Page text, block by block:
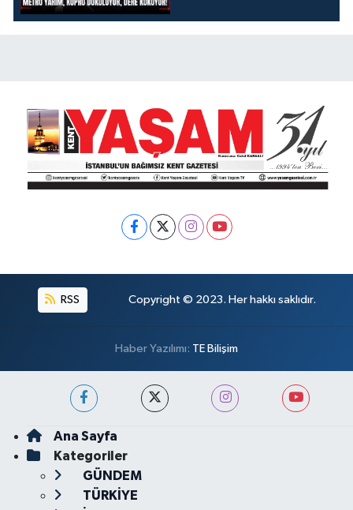
KOKUYOR!
RSS Copyright © 2023. Her hakkı saklıdır.
Haber Yazılımı: TE Bilişim
Ana Sayfa
Kategoriler
GÜNDEM
TÜRKİYE